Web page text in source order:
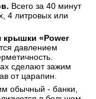
Всего за 40 минут
4 литровых или
крышки «Power
давлением
сделают зажим
от царапин.
обычный - банки,